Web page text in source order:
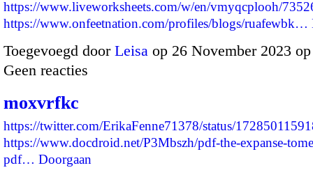
https://www.liveworksheets.com/w/en/vmyqcplooh/
https://www.onfeetnation.com/profiles/blogs/ruafewbk…
Toegevoegd door Leisa op 26 November 2023
Geen reacties
moxvrfkc
https://twitter.com/ErikaFenne71378/status/
https://www.docdroid.net/P3Mbszh/pdf-the-expanse-
pdf… Doorgaan